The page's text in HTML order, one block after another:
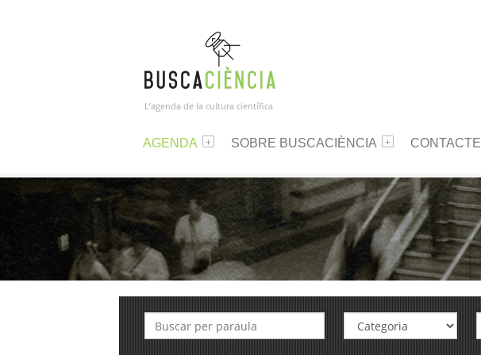
L’agenda de la cultura científica
AGENDA SOBRE BUSCACIÈNCIA CONTACTE